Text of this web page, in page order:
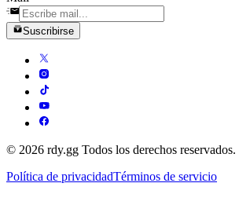
Suscribirse
© 2026 rdy.gg Todos los derechos reservados.
Política de privacidadTérminos de servicio